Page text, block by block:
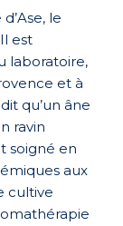
le
est
laboratoire,
et à
qu’un âne
ravin
soigné en
aux
cultive